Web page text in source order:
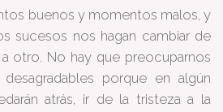
buenos y momentos malos, y
sucesos nos hagan cambiar de
otro. No hay que preocuparnos
porque en algún
atrás, ir de la tristeza a la